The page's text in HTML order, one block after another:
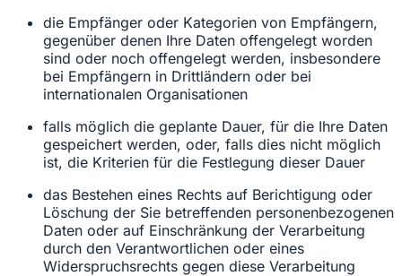
die Empfänger oder Kategorien von Empfängern,
gegenüber denen Ihre Daten offengelegt worden
sind oder noch offengelegt werden, insbesondere
bei Empfängern in Drittländern oder bei
internationalen Organisationen
falls möglich die geplante Dauer, für die Ihre Daten
gespeichert werden, oder, falls dies nicht möglich
ist, die Kriterien für die Festlegung dieser Dauer
das Bestehen eines Rechts auf Berichtigung oder
Löschung der Sie betreffenden personenbezogenen
Daten oder auf Einschränkung der Verarbeitung
durch den Verantwortlichen oder eines
Widerspruchsrechts gegen diese Verarbeitung